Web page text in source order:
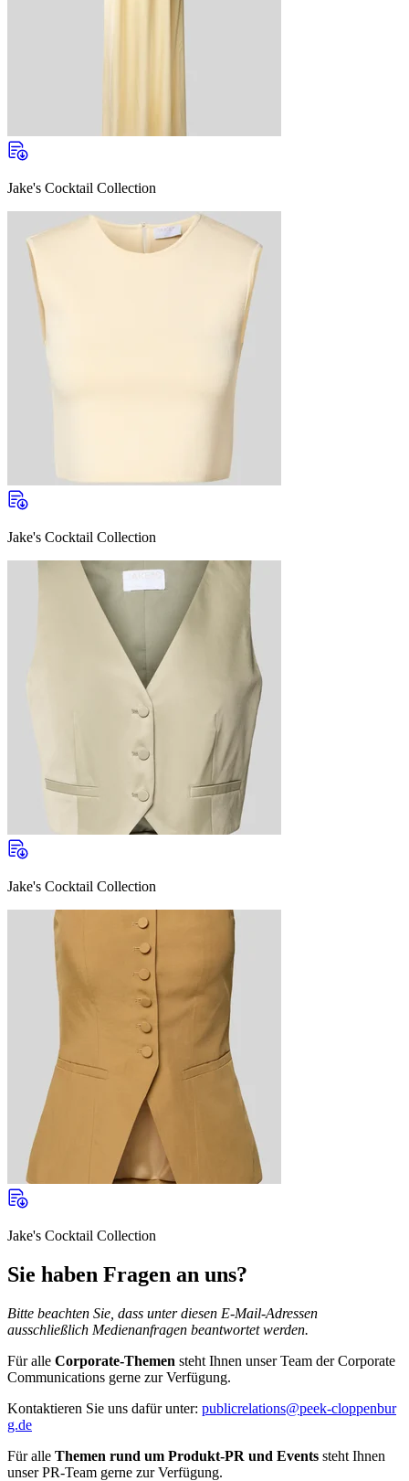
Jake's Cocktail Collection
Jake's Cocktail Collection
Jake's Cocktail Collection
Jake's Cocktail Collection
Sie haben Fragen an uns?
Bitte beachten Sie, dass unter diesen E-Mail-Adressen
ausschließlich Medienanfragen beantwortet werden.
Für alle Corporate-Themen steht Ihnen unser Team der Corporate
Communications gerne zur Verfügung.
Kontaktieren Sie uns dafür unter: publicrelations@peek-cloppenbur
g.de
Für alle Themen rund um Produkt-PR und Events steht Ihnen
unser PR-Team gerne zur Verfügung.